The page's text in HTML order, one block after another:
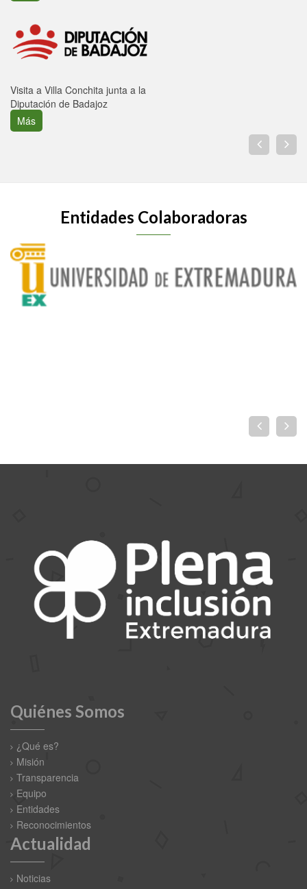
Visita a Villa Conchita junta a la
Diputación de Badajoz
Más
Entidades Colaboradoras
Quiénes Somos
¿Qué es?
Misión
Transparencia
Equipo
Entidades
Reconocimientos
Actualidad
Noticias